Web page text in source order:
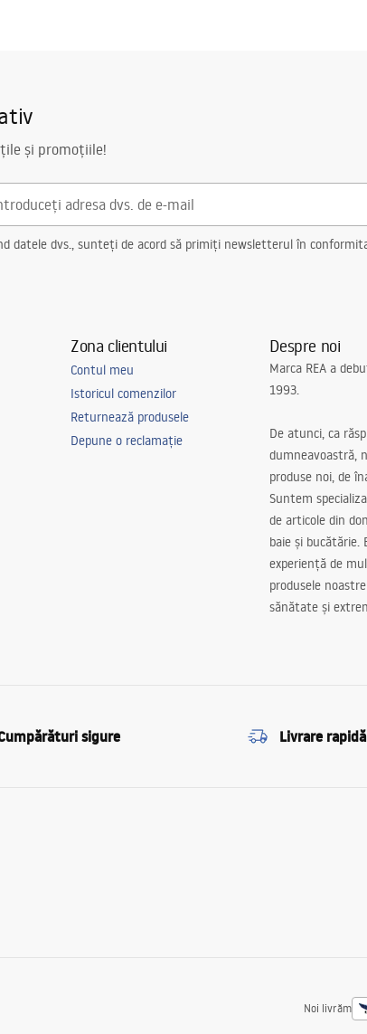
și promoțiile!
datele dvs., sunteți de acord să primiți newsletterul în
Zona clientului
Contul meu
Istoricul comenzilor
Returnează produsele
Depune o reclamație
Despre noi
Marca REA a
1993.
De atunci, ca
dumneavoastră,
produse noi, de
Suntem
de articole din
baie și bucătărie.
experiență de
produsele
sănătate și
sigure Livrare rapidă
Noi livrăm